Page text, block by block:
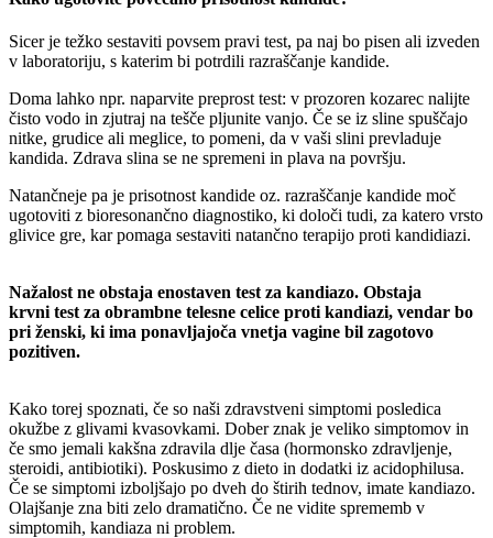
Sicer je težko sestaviti povsem pravi test, pa naj bo pisen ali izveden
v laboratoriju, s katerim bi potrdili razraščanje kandide.
Doma lahko npr. naparvite preprost test: v prozoren kozarec nalijte
čisto vodo in zjutraj na tešče pljunite vanjo. Če se iz sline spuščajo
nitke, grudice ali meglice, to pomeni, da v vaši slini prevladuje
kandida. Zdrava slina se ne spremeni in plava na površju.
Natančneje pa je prisotnost kandide oz. razraščanje kandide moč
ugotoviti z bioresonančno diagnostiko, ki določi tudi, za katero vrsto
glivice gre, kar pomaga sestaviti natančno terapijo proti kandidiazi.
Nažalost ne obstaja enostaven test za kandiazo. Obstaja
krvni test za obrambne telesne celice proti kandiazi, vendar bo
pri ženski, ki ima ponavljajoča vnetja vagine bil zagotovo
pozitiven.
Kako torej spoznati, če so naši zdravstveni simptomi posledica
okužbe z glivami kvasovkami. Dober znak je veliko simptomov in
če smo jemali kakšna zdravila dlje časa (hormonsko zdravljenje,
steroidi, antibiotiki). Poskusimo z dieto in dodatki iz acidophilusa.
Če se simptomi izboljšajo po dveh do štirih tednov, imate kandiazo.
Olajšanje zna biti zelo dramatično. Če ne vidite sprememb v
simptomih, kandiaza ni problem.